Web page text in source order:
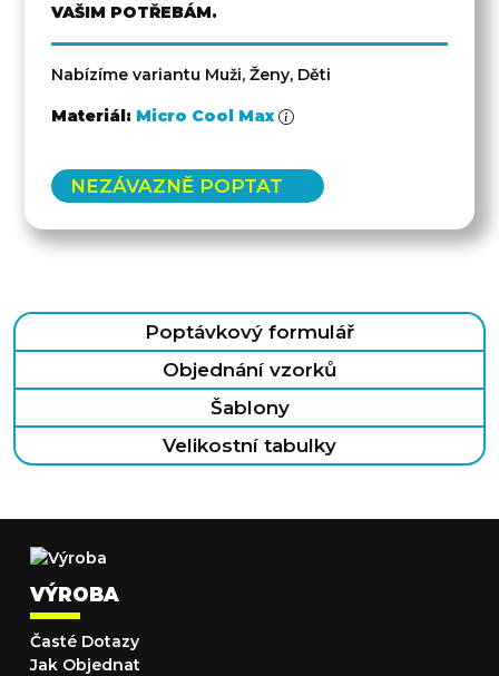
VAŠIM POTŘEBÁM.
Nabízíme variantu Muži, Ženy, Děti
Materiál: Micro Cool Max
NEZÁVAZNĚ POPTAT
Poptávkový formulář
Objednání vzorků
Šablony
Velikostní tabulky
VÝROBA
Časté Dotazy
Jak Objednat